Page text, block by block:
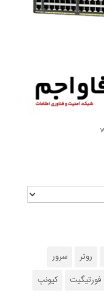
روتر
سرور
فورتیگیت کیونپ